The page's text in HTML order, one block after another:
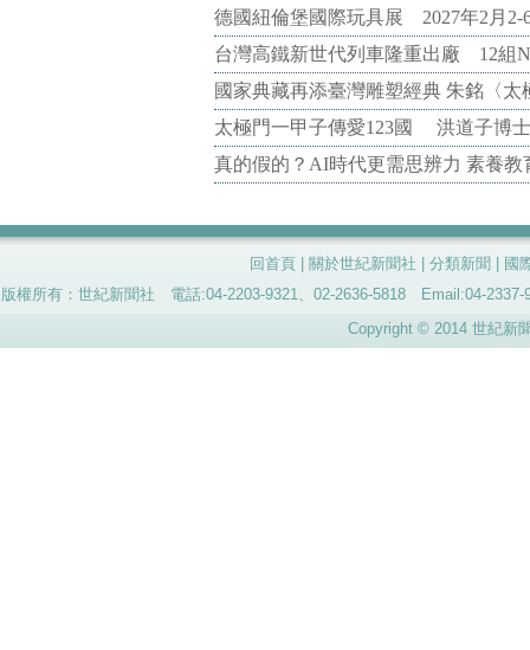
德國紐倫堡國際玩具展 2027年2月2-
台灣高鐵新世代列車隆重出廠 12組
國家典藏再添臺灣雕塑經典 朱銘〈
太極門一甲子傳愛123國 洪道子博
真的假的？AI時代更需思辨力 素養
回首頁 關於世紀新聞社 分類新聞
國
版權所有：世紀新聞社 電話:04-2203-9321、02-2636-5818 Email:04-
Copyright © 2014 世紀新